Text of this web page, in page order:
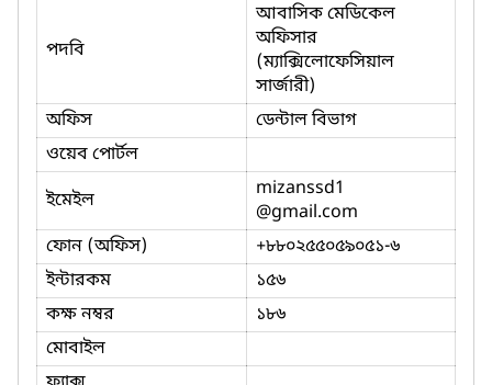
পদবি
আবাসিক মেডিকেল
অফিসার
(ম্যাক্সিলোফেসিয়াল
সার্জারী)
অফিস
ডেন্টাল বিভাগ
ওয়েব পোর্টল
ইমেইল
mizanssd1
@gmail.com
ফোন (অফিস)
+৮৮০২৫৫০৫৯০৫১-৬
ইন্টারকম
১৫৬
কক্ষ নম্বর
১৮৬
মোবাইল